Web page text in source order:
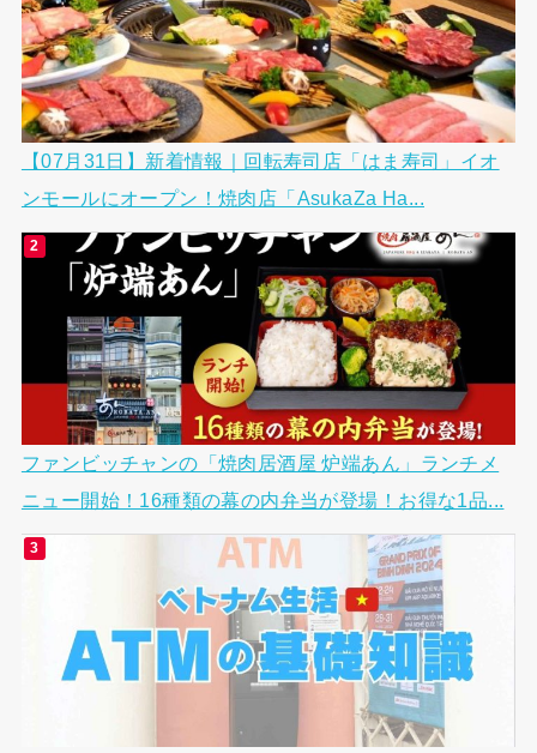
【07月31日】新着情報｜回転寿司店「はま寿司」イオ
ンモールにオープン！焼肉店「AsukaZa Ha...
ファンビッチャンの「焼肉居酒屋 炉端あん」ランチメ
ニュー開始！16種類の幕の内弁当が登場！お得な1品...